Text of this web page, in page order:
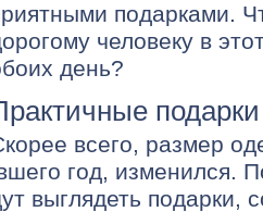
подарками.
человеку в
день?
подарки
всего, размер
год, изменился.
выглядеть подарки,